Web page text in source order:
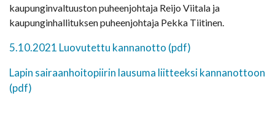
kaupunginvaltuuston puheenjohtaja Reijo Viitala ja
kaupunginhallituksen puheenjohtaja Pekka Tiitinen.
5.10.2021 Luovutettu kannanotto (pdf)
Lapin sairaanhoitopiirin lausuma liitteeksi kannanottoon
(pdf)